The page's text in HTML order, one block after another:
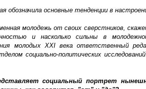
обозначила основные тенденции в
молодежь от своих сверстников,
и насколько сильны в
молодых XXI века ответственный
социально-политических
социальный портрет